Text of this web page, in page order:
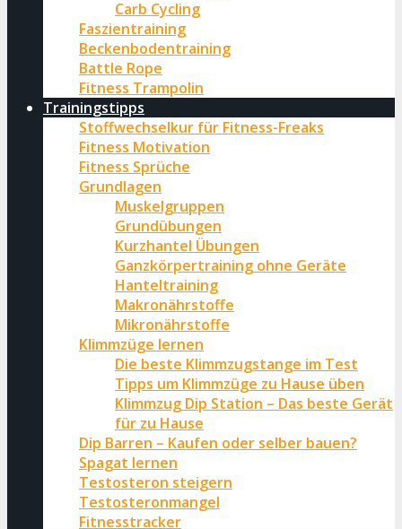
Carb Cycling
Faszientraining
Beckenbodentraining
Battle Rope
Fitness Trampolin
Trainingstipps
Stoffwechselkur für Fitness-Freaks
Fitness Motivation
Fitness Sprüche
Grundlagen
Muskelgruppen
Grundübungen
Kurzhantel Übungen
Ganzkörpertraining ohne Geräte
Hanteltraining
Makronährstoffe
Mikronährstoffe
Klimmzüge lernen
Die beste Klimmzugstange im Test
Tipps um Klimmzüge zu Hause üben
Klimmzug Dip Station – Das beste Gerät
für zu Hause
Dip Barren – Kaufen oder selber bauen?
Spagat lernen
Testosteron steigern
Testosteronmangel
Fitnesstracker